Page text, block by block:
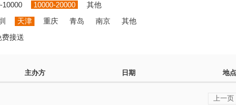
10000 10000-20000
其他
天津 重庆 青岛 南京
其他
费接送
主办方 日期 地点
上一页